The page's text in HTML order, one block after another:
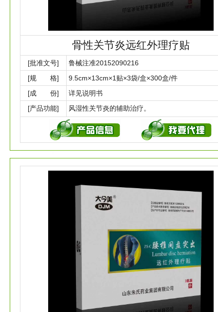
骨性关节炎远红外理疗贴
[批准文号]
鲁械注准20152090216
[规 格]
9.5cm×13cm×1贴×3袋/盒×300盒/件
[成 份]
详见说明书
[产品功能]
风湿性关节炎的辅助治疗。